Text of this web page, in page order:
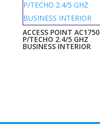
ACCESS POINT AC1750
P/TECHO 2.4/5 GHZ
BUSINESS INTERIOR